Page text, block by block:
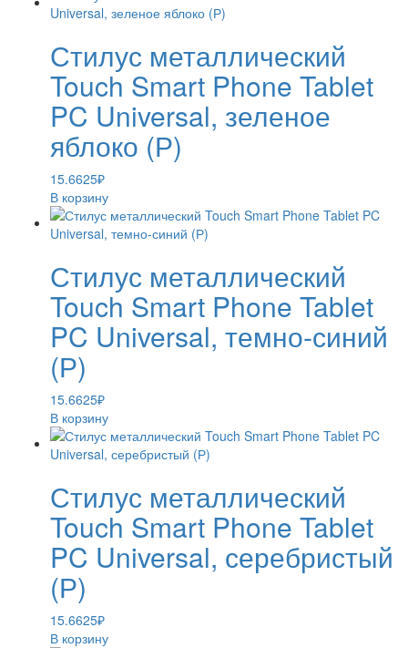
Стилус металлический
Touch Smart Phone Tablet
PC Universal, зеленое
яблоко (Р)
15.6625₽
В корзину
Стилус металлический
Touch Smart Phone Tablet
PC Universal, темно-синий
(Р)
15.6625₽
В корзину
Стилус металлический
Touch Smart Phone Tablet
PC Universal, серебристый
(Р)
15.6625₽
В корзину